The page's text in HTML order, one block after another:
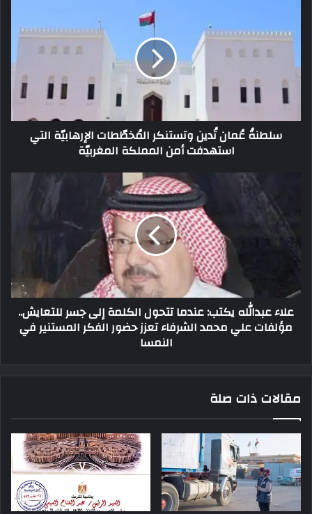
سلطنةُ عُمان تُدين وتستنكر المُخطّطات الإرهابيّة التي
استهدفت أمن المملكة المغربيّة
علاء عبدالله يكتب: عندما تتحول الكلمة إلى جسر للتعايش..
مؤلفات علي محمد الشرفاء تعزز حضور الفكر المستنير في
النمسا
مقالات ذات صلة